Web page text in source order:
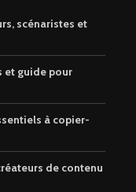
scénaristes et
et guide pour
à copier-
de contenu